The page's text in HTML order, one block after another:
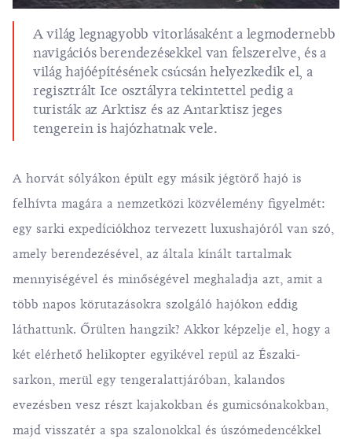
A világ legnagyobb vitorlásaként a legmodernebb
navigációs berendezésekkel van felszerelve, és a
világ hajóépítésének csúcsán helyezkedik el, a
regisztrált Ice osztályra tekintettel pedig a
turisták az Arktisz és az Antarktisz jeges
tengerein is hajózhatnak vele.
A horvát sólyákon épült egy másik jégtörő hajó is
felhívta magára a nemzetközi közvélemény figyelmét:
egy sarki expedíciókhoz tervezett luxushajóról van szó,
amely berendezésével, az általa kínált tartalmak
mennyiségével és minőségével meghaladja azt, amit a
több napos körutazásokra szolgáló hajókon eddig
láthattunk. Őrülten hangzik? Akkor képzelje el, hogy a
két elérhető helikopter egyikével repül az Északi-
sarkon, merül egy tengeralattjáróban, kalandos
evezésben vesz részt kajakokban és gumicsónakokban,
majd visszatér a spa szalonokkal és úszómedencékkel